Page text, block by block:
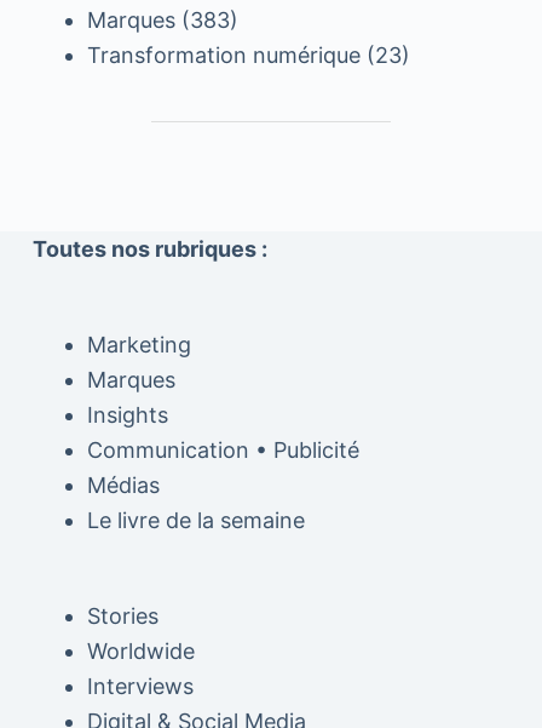
Marques(383)
Transformation numérique(23)
Toutes nos rubriques :
Marketing
Marques
Insights
Communication • Publicité
Médias
Le livre de la semaine
Stories
Worldwide
Interviews
Digital & Social Media